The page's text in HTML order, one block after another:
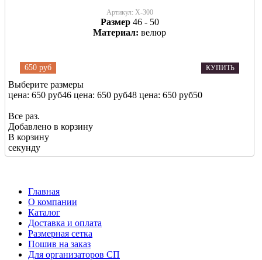
Артикул: Х-300
Размер 46 - 50
Материал: велюр
650 руб КУПИТЬ
Выберите размеры
цена: 650 руб46 цена: 650 руб48 цена: 650 руб50
Все раз.
Добавлено в корзину
В корзину
секунду
Главная
О компании
Каталог
Доставка и оплата
Размерная сетка
Пошив на заказ
Для организаторов СП